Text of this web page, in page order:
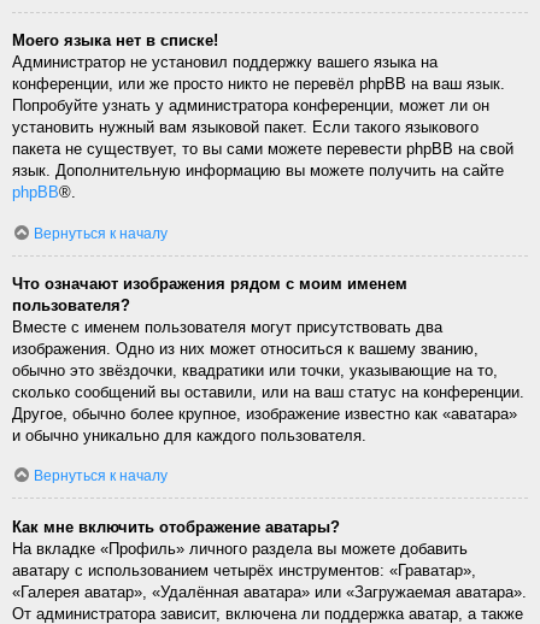
Моего языка нет в списке!
Администратор не установил поддержку вашего языка на
конференции, или же просто никто не перевёл phpBB на ваш язык.
Попробуйте узнать у администратора конференции, может ли он
установить нужный вам языковой пакет. Если такого языкового
пакета не существует, то вы сами можете перевести phpBB на свой
язык. Дополнительную информацию вы можете получить на сайте
phpBB®.
Вернуться к началу
Что означают изображения рядом с моим именем
пользователя?
Вместе с именем пользователя могут присутствовать два
изображения. Одно из них может относиться к вашему званию,
обычно это звёздочки, квадратики или точки, указывающие на то,
сколько сообщений вы оставили, или на ваш статус на конференции.
Другое, обычно более крупное, изображение известно как «аватара»
и обычно уникально для каждого пользователя.
Вернуться к началу
Как мне включить отображение аватары?
На вкладке «Профиль» личного раздела вы можете добавить
аватару с использованием четырёх инструментов: «Граватар»,
«Галерея аватар», «Удалённая аватара» или «Загружаемая аватара».
От администратора зависит, включена ли поддержка аватар, а также